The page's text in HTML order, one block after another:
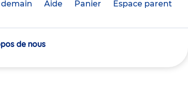
demain Aide Panier crèche(s)
Espace parent
de nous